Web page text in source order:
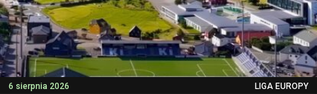
6 sierpnia 2026 LIGA EUROPY